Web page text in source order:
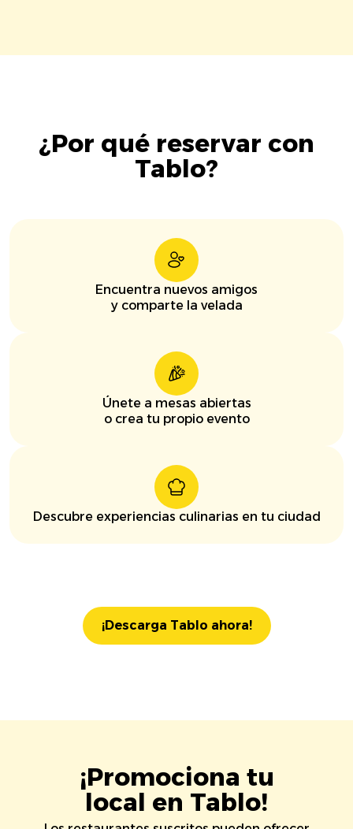
¿Por qué reservar con
Tablo?
Encuentra nuevos amigos
y comparte la velada
Únete a mesas abiertas
o crea tu propio evento
Descubre experiencias culinarias en tu ciudad
¡Descarga Tablo ahora!
¡Promociona tu
local en Tablo!